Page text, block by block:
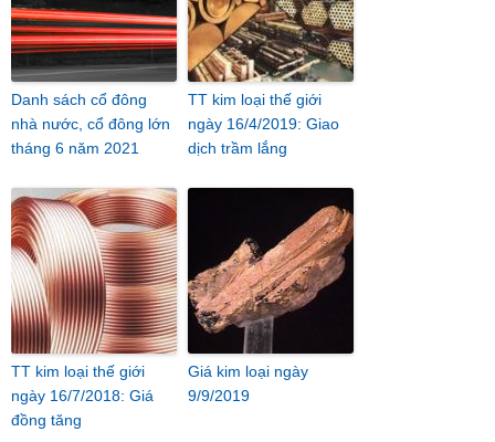
Danh sách cổ đông
nhà nước, cổ đông lớn
tháng 6 năm 2021
TT kim loại thế giới
ngày 16/4/2019: Giao
dịch trầm lắng
TT kim loại thế giới
ngày 16/7/2018: Giá
đồng tăng
Giá kim loại ngày
9/9/2019